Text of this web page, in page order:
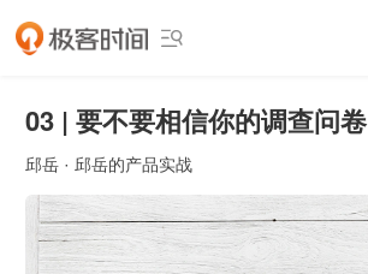

03 | 要不要相信你的调查问卷
邱岳 · 邱岳的产品实战